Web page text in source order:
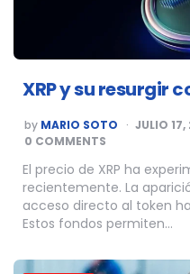
XRP y su resurgir
POSTED
BY
by MARIO SOTO JULIO
0 COMMENTS
El precio de XRP ha
recientemente. La
acceso directo al token
Estos fondos permiten…